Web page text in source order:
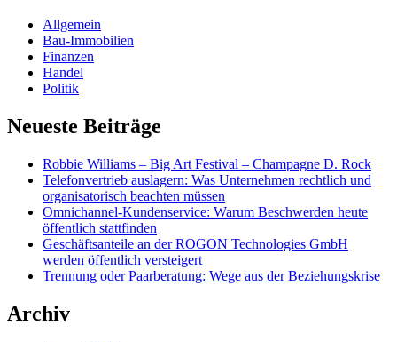
Allgemein
Bau-Immobilien
Finanzen
Handel
Politik
Neueste Beiträge
Robbie Williams – Big Art Festival – Champagne D. Rock
Telefonvertrieb auslagern: Was Unternehmen rechtlich und
organisatorisch beachten müssen
Omnichannel-Kundenservice: Warum Beschwerden heute
öffentlich stattfinden
Geschäftsanteile an der ROGON Technologies GmbH
werden öffentlich versteigert
Trennung oder Paarberatung: Wege aus der Beziehungskrise
Archiv